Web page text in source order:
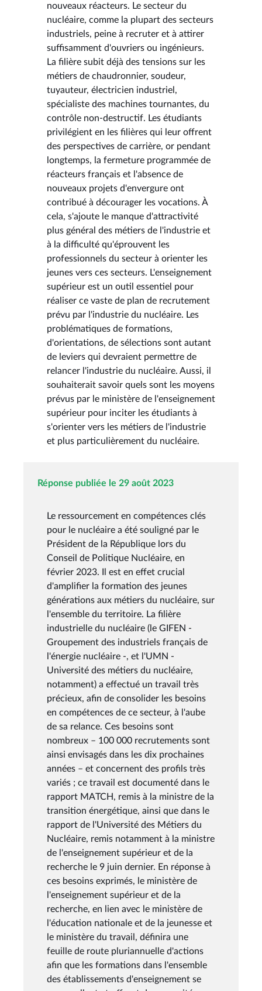
nouveaux réacteurs. Le secteur du
nucléaire, comme la plupart des secteurs
industriels, peine à recruter et à attirer
suffisamment d'ouvriers ou ingénieurs.
La filière subit déjà des tensions sur les
métiers de chaudronnier, soudeur,
tuyauteur, électricien industriel,
spécialiste des machines tournantes, du
contrôle non-destructif. Les étudiants
privilégient en les filières qui leur offrent
des perspectives de carrière, or pendant
longtemps, la fermeture programmée de
réacteurs français et l'absence de
nouveaux projets d'envergure ont
contribué à décourager les vocations. À
cela, s'ajoute le manque d'attractivité
plus général des métiers de l'industrie et
à la difficulté qu'éprouvent les
professionnels du secteur à orienter les
jeunes vers ces secteurs. L'enseignement
supérieur est un outil essentiel pour
réaliser ce vaste de plan de recrutement
prévu par l'industrie du nucléaire. Les
problématiques de formations,
d'orientations, de sélections sont autant
de leviers qui devraient permettre de
relancer l'industrie du nucléaire. Aussi, il
souhaiterait savoir quels sont les moyens
prévus par le ministère de l'enseignement
supérieur pour inciter les étudiants à
s'orienter vers les métiers de l'industrie
et plus particulièrement du nucléaire.
Réponse publiée le 29 août 2023
Le ressourcement en compétences clés
pour le nucléaire a été souligné par le
Président de la République lors du
Conseil de Politique Nucléaire, en
février 2023. Il est en effet crucial
d'amplifier la formation des jeunes
générations aux métiers du nucléaire, sur
l'ensemble du territoire. La filière
industrielle du nucléaire (le GIFEN -
Groupement des industriels français de
l'énergie nucléaire -, et l'UMN -
Université des métiers du nucléaire,
notamment) a effectué un travail très
précieux, afin de consolider les besoins
en compétences de ce secteur, à l'aube
de sa relance. Ces besoins sont
nombreux – 100 000 recrutements sont
ainsi envisagés dans les dix prochaines
années – et concernent des profils très
variés ; ce travail est documenté dans le
rapport MATCH, remis à la ministre de la
transition énergétique, ainsi que dans le
rapport de l'Université des Métiers du
Nucléaire, remis notamment à la ministre
de l'enseignement supérieur et de la
recherche le 9 juin dernier. En réponse à
ces besoins exprimés, le ministère de
l'enseignement supérieur et de la
recherche, en lien avec le ministère de
l'éducation nationale et de la jeunesse et
le ministère du travail, définira une
feuille de route pluriannuelle d'actions
afin que les formations dans l'ensemble
des établissements d'enseignement se